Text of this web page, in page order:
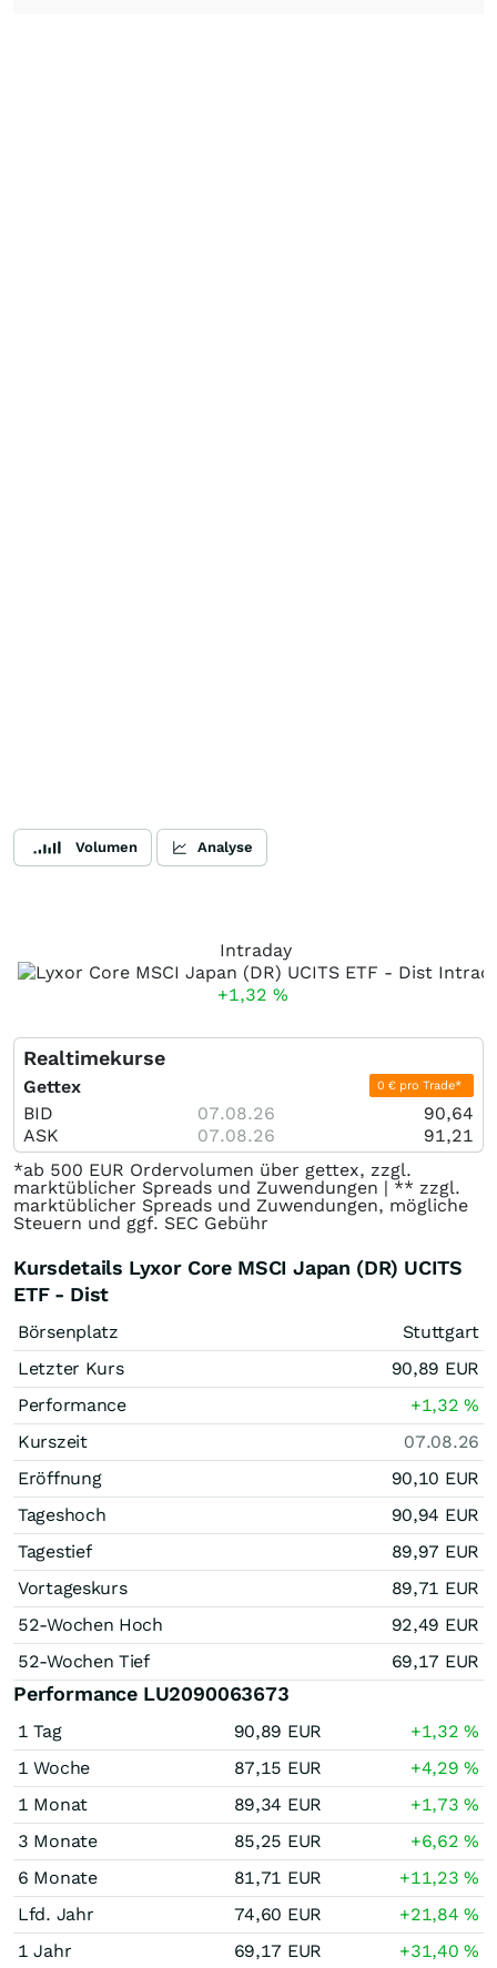
Volumen Analyse
Intraday
+1,32 %
Realtimekurse
Gettex 0 € pro Trade*
BID 07.08.26
90,64
ASK
07.08.26
91,21
*ab 500 EUR Ordervolumen über gettex, zzgl.
marktüblicher Spreads und Zuwendungen | ** zzgl.
marktüblicher Spreads und Zuwendungen, mögliche
Steuern und ggf. SEC Gebühr
Kursdetails Lyxor Core MSCI Japan (DR) UCITS
ETF - Dist
Börsenplatz
Stuttgart
Letzter Kurs
90,89 EUR
Performance
+1,32%
Kurszeit
07.08.26
Eröffnung
90,10 EUR
Tageshoch
90,94 EUR
Tagestief
89,97 EUR
Vortageskurs
89,71 EUR
52-Wochen Hoch
92,49 EUR
52-Wochen Tief
69,17 EUR
Performance LU2090063673
1 Tag 90,89 EUR +1,32%
1 Woche
87,15 EUR +4,29%
1 Monat
89,34 EUR +1,73%
3 Monate
85,25 EUR +6,62%
6 Monate
81,71 EUR +11,23%
Lfd. Jahr
74,60 EUR +21,84%
1 Jahr
69,17 EUR +31,40%